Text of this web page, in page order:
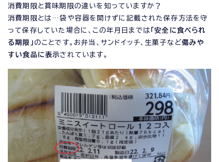
消費期限と賞味期限の違いを知っていますか？
消費期限とは…袋や容器を開けずに記載された保存方法を守
って保存していた場合に、この年月日までは 「安全に食べられ
る期限」のことです。お弁当、サンドイッチ、生菓子など傷みや
すい食品に表示されています。